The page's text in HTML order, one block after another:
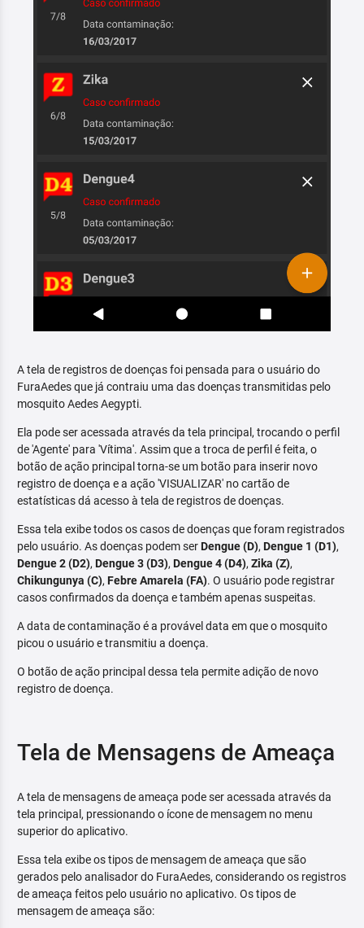
A tela de registros de doenças foi pensada para o usuário do
FuraAedes que já contraiu uma das doenças transmitidas pelo
mosquito Aedes Aegypti.
Ela pode ser acessada através da tela principal, trocando o perfil
de 'Agente' para 'Vítima'. Assim que a troca de perfil é feita, o
botão de ação principal torna-se um botão para inserir novo
registro de doença e a ação 'VISUALIZAR' no cartão de
estatísticas dá acesso à tela de registros de doenças.
Essa tela exibe todos os casos de doenças que foram registrados
pelo usuário. As doenças podem serDengue (D), Dengue 1 (D1),
Dengue 2 (D2), Dengue 3 (D3), Dengue 4 (D4), Zika (Z),
Chikungunya (C), Febre Amarela (FA). O usuário pode registrar
casos confirmados da doença e também apenas suspeitas.
A data de contaminação é a provável data em que o mosquito
picou o usuário e transmitiu a doença.
O botão de ação principal dessa tela permite adição de novo
registro de doença.
Tela de Mensagens de Ameaça
A tela de mensagens de ameaça pode ser acessada através da
tela principal, pressionando o ícone de mensagem no menu
superior do aplicativo.
Essa tela exibe os tipos de mensagem de ameaça que são
gerados pelo analisador do FuraAedes, considerando os registros
de ameaça feitos pelo usuário no aplicativo. Os tipos de
mensagem de ameaça são: